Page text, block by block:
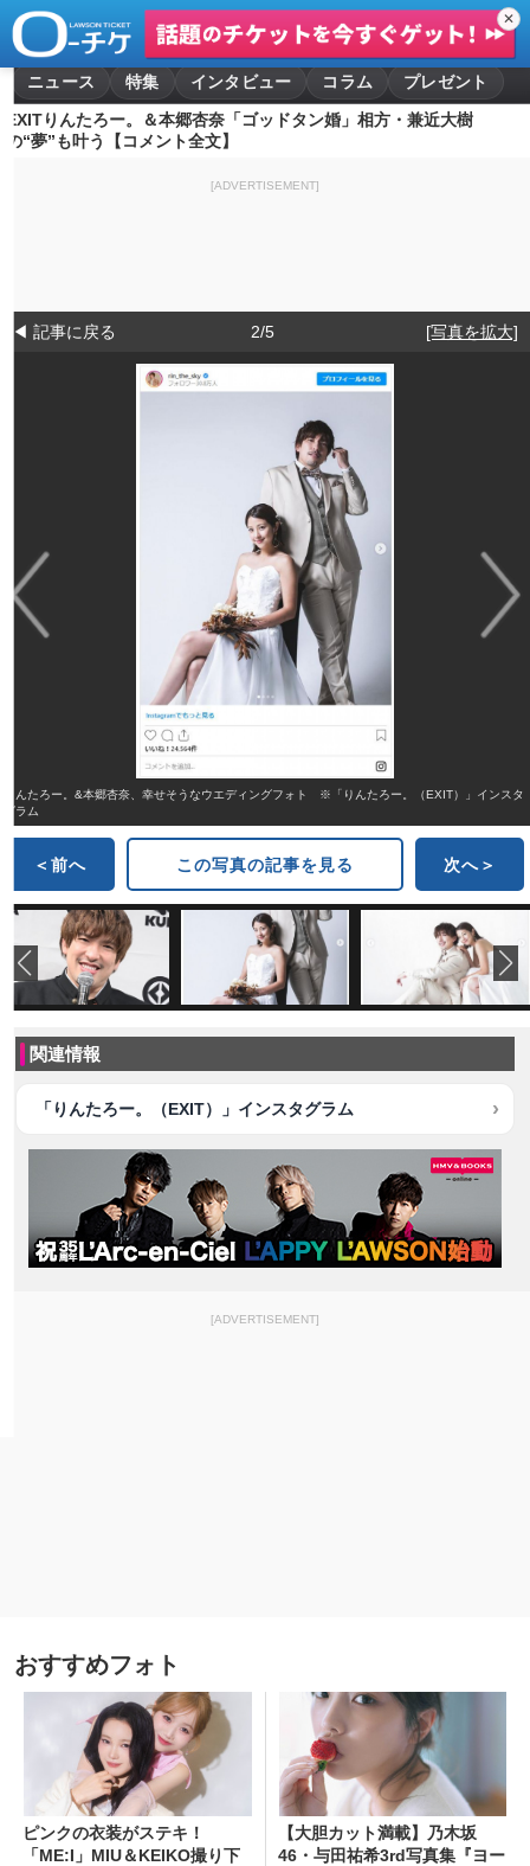
✕
ニュース 特集 インタビュー コラム
プレゼント
EXITりんたろー。＆本郷杏奈「ゴッドタン婚」相方・兼近大樹
の“夢”も叶う【コメント全文】
[ADVERTISEMENT]
◀ 記事に戻る 2/5 [写真を拡大]
りんたろー。&本郷杏奈、幸せそうなウエディングフォト ※「りんたろー。（EXIT）」インスタ
グラム
＜前へ この写真の記事を見る 次へ＞
関連情報
「りんたろー。（EXIT）」インスタグラム
[ADVERTISEMENT]
おすすめフォト
ピンクの衣装がステキ！
「ME:I」MIU＆KEIKO撮り下
【大胆カット満載】乃木坂
46・与田祐希3rd写真集『ヨー